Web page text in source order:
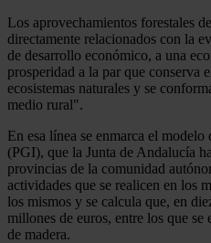
Los aprovechamientos forestales
directamente relacionados con la
de desarrollo económico, a una
prosperidad a la par que conserva
ecosistemas naturales y se
medio rural".
En esa línea se enmarca el
(PGI), que la Junta de Andalucía
provincias de la comunidad
actividades que se realicen en los
los mismos y se calcula que, en
millones de euros, entre los que
de madera.